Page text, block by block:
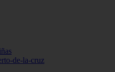
de-la-cruz